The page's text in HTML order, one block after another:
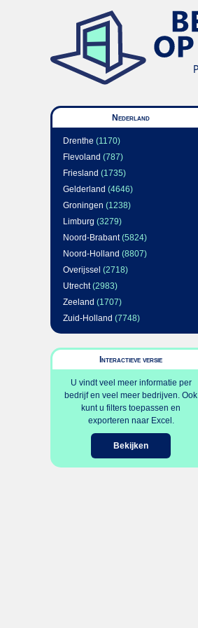
Nederland
Drenthe (1170)
Flevoland (787)
Friesland (1735)
Gelderland (4646)
Groningen (1238)
Limburg (3279)
Noord-Brabant(5824)
Noord-Holland (8807)
Overijssel (2718)
Utrecht(2983)
Zeeland (1707)
Zuid-Holland (7748)
Interactieve versie
U vindt veel meer informatie per
bedrijf en veel meer bedrijven. Ook
kunt u filters toepassen en
exporteren naar Excel.
Bekijken